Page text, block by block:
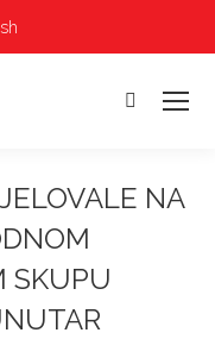
Pretraga:
NA
SKUPU